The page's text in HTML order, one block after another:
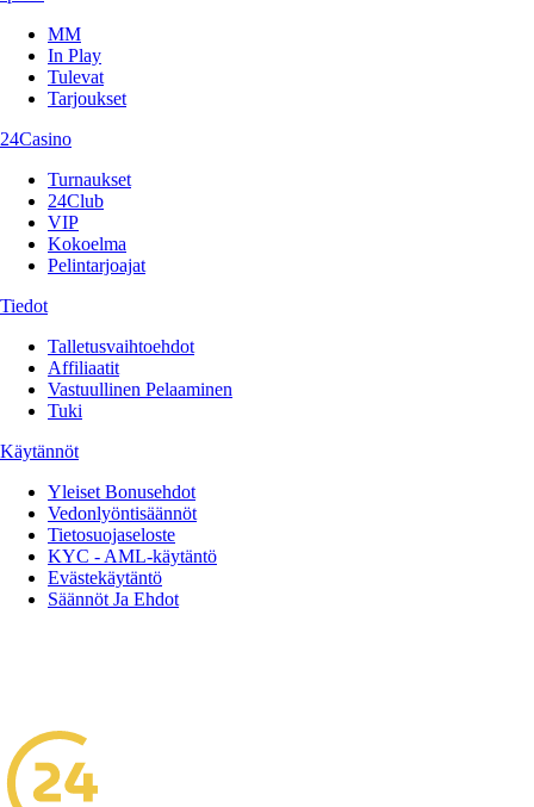
MM
In Play
Tulevat
Tarjoukset
24Casino
Turnaukset
24Club
VIP
Kokoelma
Pelintarjoajat
Tiedot
Talletusvaihtoehdot
Affiliaatit
Vastuullinen Pelaaminen
Tuki
Käytännöt
Yleiset Bonusehdot
Vedonlyöntisäännöt
Tietosuojaseloste
KYC - AML-käytäntö
Evästekäytäntö
Säännöt Ja Ehdot